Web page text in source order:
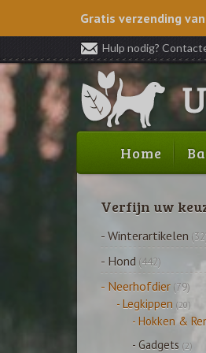
Gratis verzending
Hulp nodig?
Home
Verfijn uw
- Winterartikelen
- Hond (442)
- Neerhofdier (79)
- Legkippen (20)
- Hokken &
- Gadgets (2)